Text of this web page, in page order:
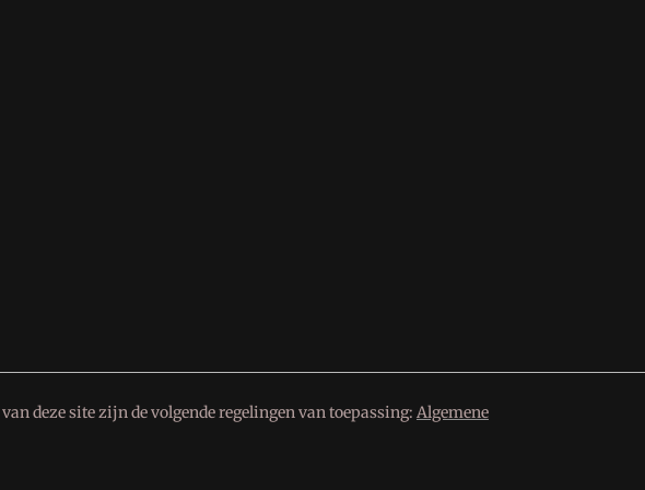
deze site zijn de volgende regelingen van toepassing: Algemene